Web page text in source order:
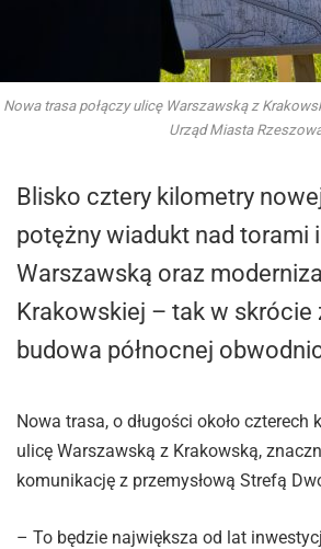
Nowa trasa połączy ulicę Warszawską z
Urząd Miasta
Blisko cztery kilometry
potężny wiadukt nad torami
Warszawską oraz
Krakowskiej – tak w skrócie
budowa północnej
Nowa trasa, o długości około czterech
ulicę Warszawską z Krakowską,
komunikację z przemysłową Strefą
– To będzie największa od lat